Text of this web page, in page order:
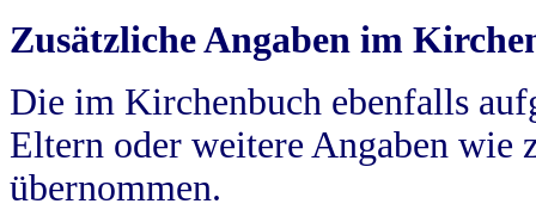
Zusätzliche Angaben im
Die im Kirchenbuch ebenfalls
Eltern oder weitere Angaben wie
übernommen.